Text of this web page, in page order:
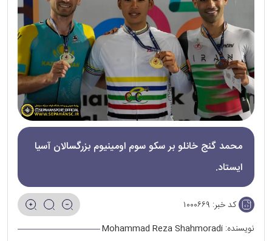
محمد گنج خانلو بر سکو سوم اومینیوم بزرگسالان آسیا
ایستاد.
کد خبر: ۱۰۰۰۶۶۹
نویسنده: Mohammad Reza Shahmoradi